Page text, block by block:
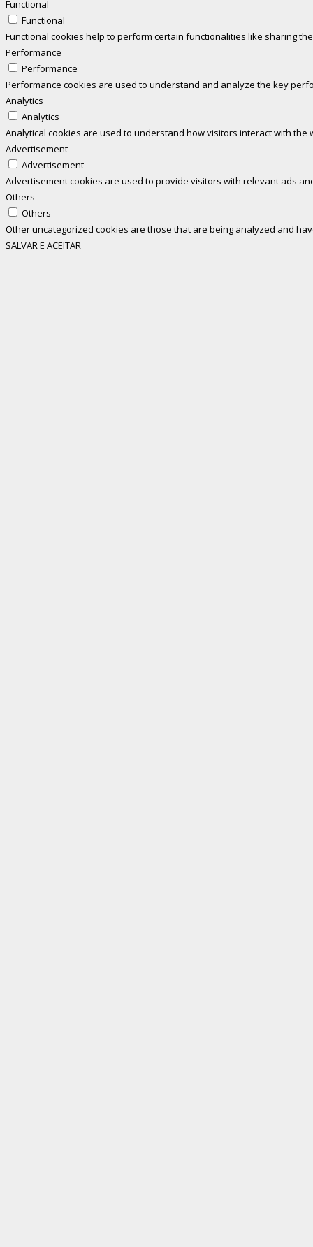
Functional
Functional
Functional cookies help to perform certain functionalities like sharing
Performance
Performance
Performance cookies are used to understand and analyze the key
Analytics
Analytics
Analytical cookies are used to understand how visitors interact with
Advertisement
Advertisement
Advertisement cookies are used to provide visitors with relevant ads
Others
Others
Other uncategorized cookies are those that are being analyzed and
SALVAR E ACEITAR